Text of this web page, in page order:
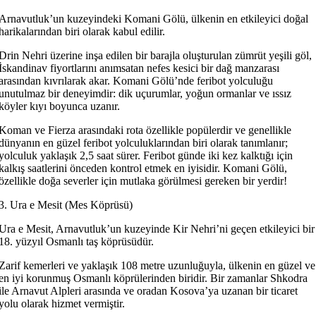
kuzeyindeki Komani Gölü, ülkenin en etkileyici doğal
biri olarak kabul edilir.
Nehri üzerine inşa edilen bir barajla oluşturulan zümrüt yeşili göl,
fiyortlarını anımsatan nefes kesici bir dağ manzarası
kıvrılarak akar. Komani Gölü’nde feribot yolculuğu
bir deneyimdir: dik uçurumlar, yoğun ormanlar ve ıssız
kıyı boyunca uzanır.
ve Fierza arasındaki rota özellikle popülerdir ve genellikle
en güzel feribot yolculuklarından biri olarak tanımlanır;
yaklaşık 2,5 saat sürer. Feribot günde iki kez kalktığı için
saatlerini önceden kontrol etmek en iyisidir. Komani Gölü,
doğa severler için mutlaka görülmesi gereken bir yerdir!
Ura e Mesit (Mes Köprüsü)
e Mesit, Arnavutluk’un kuzeyinde Kir Nehri’ni geçen etkileyici bir
yüzyıl Osmanlı taş köprüsüdür.
kemerleri ve yaklaşık 108 metre uzunluğuyla, ülkenin en güzel ve
iyi korunmuş Osmanlı köprülerinden biridir. Bir zamanlar Shkodra
Arnavut Alpleri arasında ve oradan Kosova’ya uzanan bir ticaret
olarak hizmet vermiştir.